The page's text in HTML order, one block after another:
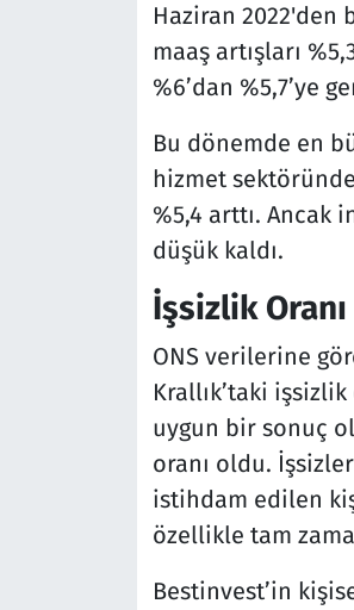
Haziran 2022'den
maaş artışları
%6’dan %5,7’ye
Bu dönemde en
hizmet
%5,4 arttı. Ancak
düşük kaldı.
İşsizlik
ONS verilerine
Krallık’taki
uygun bir sonuç
oranı oldu.
istihdam edilen
özellikle tam
Bestinvest’in